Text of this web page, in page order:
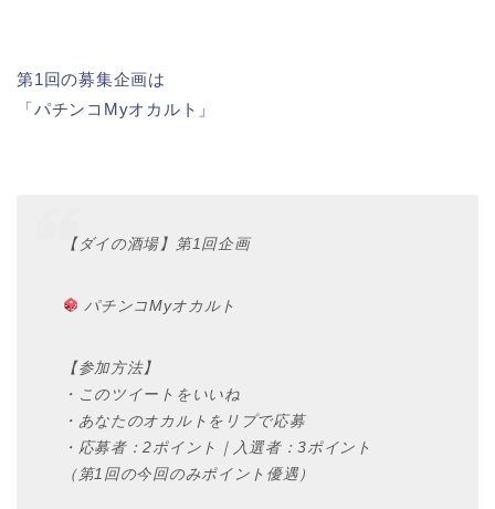
第1回の募集企画は
「パチンコMyオカルト」
【ダイの酒場】第1回企画
パチンコMyオカルト
【参加方法】
・このツイートをいいね
・あなたのオカルトをリプで応募
・応募者：2ポイント｜入選者：3ポイント
（第1回の今回のみポイント優遇）